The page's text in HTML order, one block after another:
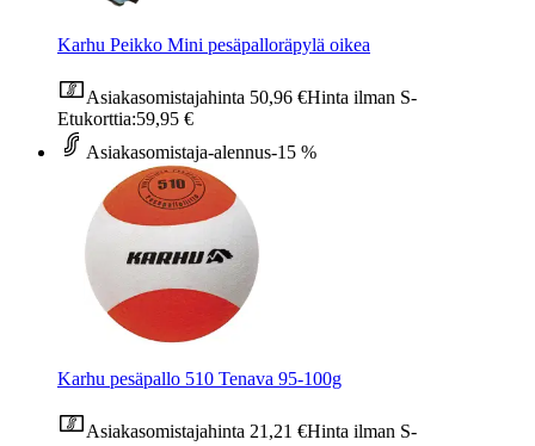
Karhu Peikko Mini pesäpalloräpylä oikea
Asiakasomistajahinta 50,96 €Hinta ilman S-
Etukorttia:59,95 €
Asiakasomistaja-alennus-15 %
Karhu pesäpallo 510 Tenava 95-100g
Asiakasomistajahinta 21,21 €Hinta ilman S-